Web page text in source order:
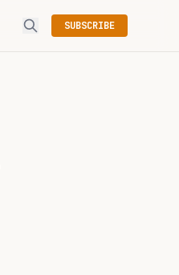
SUBSCRIBE